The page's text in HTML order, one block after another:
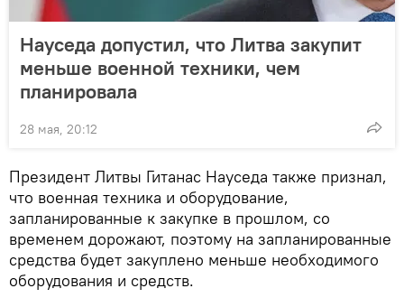
Науседа допустил, что Литва закупит
меньше военной техники, чем
планировала
28 мая, 20:12
Президент Литвы Гитанас Науседа также признал,
что военная техника и оборудование,
запланированные к закупке в прошлом, со
временем дорожают, поэтому на запланированные
средства будет закуплено меньше необходимого
оборудования и средств.